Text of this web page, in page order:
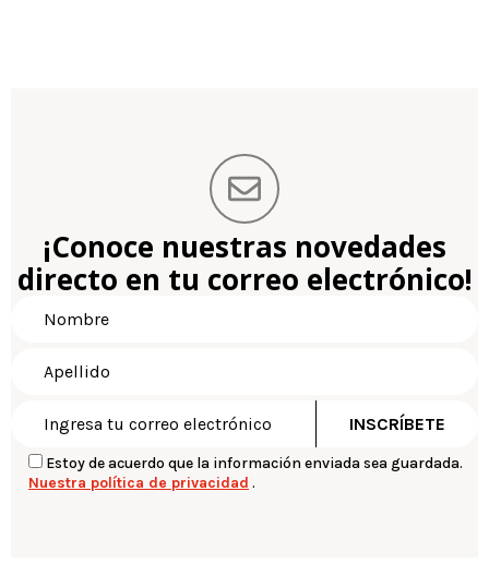
¡Conoce nuestras novedades
directo en tu correo electrónico!
Estoy de acuerdo que la información enviada sea guardada.
Nuestra política de privacidad .